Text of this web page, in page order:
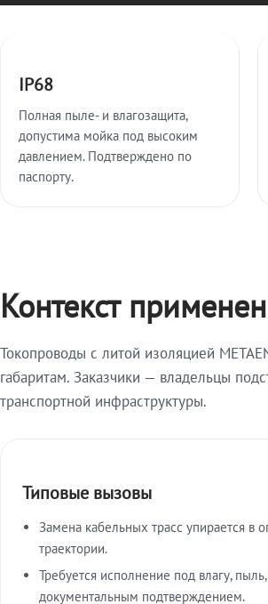
IP68
Полная пыле- и влагозащита,
допустима мойка под высоким
давлением. Подтверждено по
паспорту.
Контекст
Токопроводы с литой изоляцией
габаритам. Заказчики — владельцы
транспортной инфраструктуры.
Типовые вызовы
Замена кабельных трасс упирается в
траектории.
Требуется исполнение под влагу,
документальным подтверждением.